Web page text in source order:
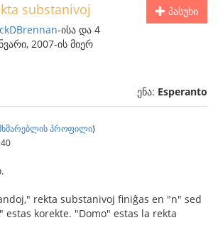
პასუხი
substanivoj
-ისა და 4
2007-ის მიერ
ენა: Esperanto
პროფილი)
rekta substanivoj finiĝas en "n" sed
estas korekte. "Domo" estas la rekta